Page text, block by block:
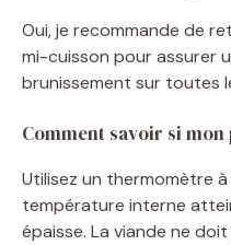
Oui, je recommande de
mi-cuisson pour assurer
brunissement sur toutes
Comment savoir si
Utilisez un thermomètre
température interne
épaisse. La viande ne